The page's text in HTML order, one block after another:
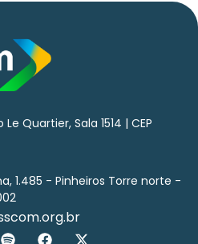
Le Quartier, Sala 1514 | CEP
1.485 - Pinheiros Torre norte -